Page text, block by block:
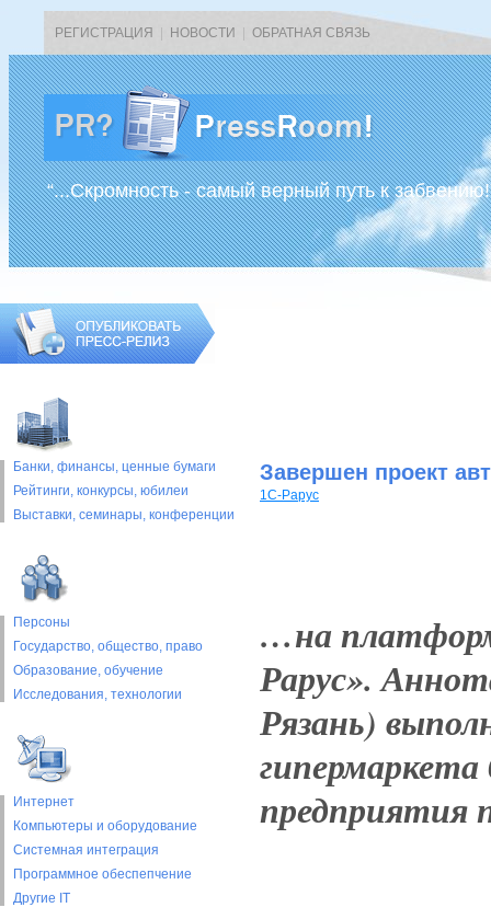
РЕГИСТРАЦИЯ НОВОСТИ ОБРАТНАЯ СВЯЗЬ
“...Скромность - самый верный путь к
Банки, финансы, ценные бумаги
Рейтинги, конкурсы, юбилеи
Выставки, cеминары, конференции
Персоны
Государство, общество, право
Образование, обучение
Исследования, технологии
Интернет
Компьютеры и оборудование
Системная интеграция
Программное обеспепчение
Другие IT
Завершен проект
1С-Рарус
…на
Рарус».
Рязань)
предприятия